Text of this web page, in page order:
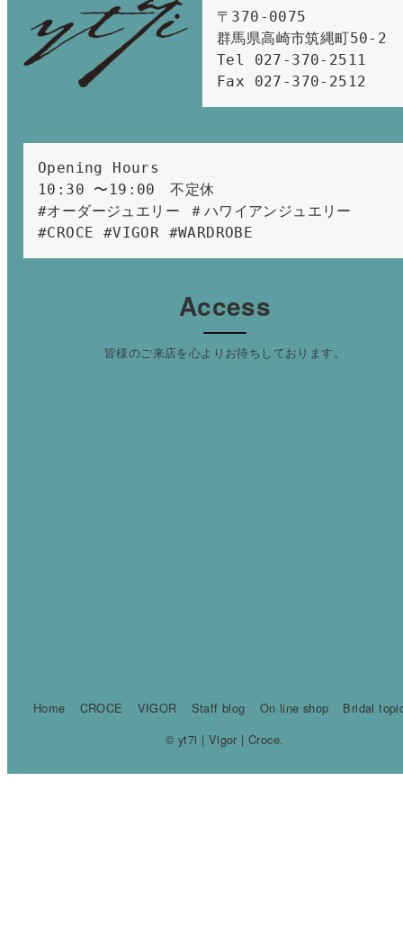
〒370-0075
群馬県高崎市筑縄町50-2
Tel 027-370-2511
Fax 027-370-2512
Opening Hours
10:30 〜19:00　不定休
#オーダージュエリー ＃ハワイアンジュエリー
#CROCE #VIGOR #WARDROBE
Access
皆様のご来店を心よりお待ちしております。
Home CROCE VIGOR Staff blog On line shop
Bridal
© yt7i | Vigor | Croce.